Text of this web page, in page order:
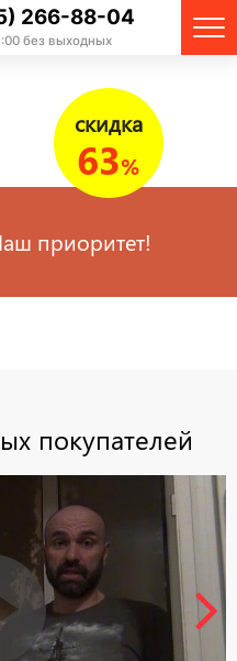
266-88-04
без выходных
скидка
63%
приоритет!
покупателей